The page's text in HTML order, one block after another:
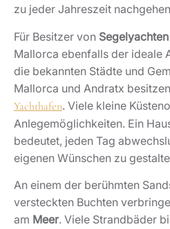
zu jeder Jahreszeit
Für Besitzer von
Mallorca ebenfalls der ideale
die bekannten Städte und
Mallorca und Andratx
Yachthafen. Viele kleine
Anlegemöglichkeiten. Ein
bedeutet, jeden Tag
eigenen Wünschen zu
An einem der berühmten
versteckten Buchten
am Meer. Viele Strandbäder